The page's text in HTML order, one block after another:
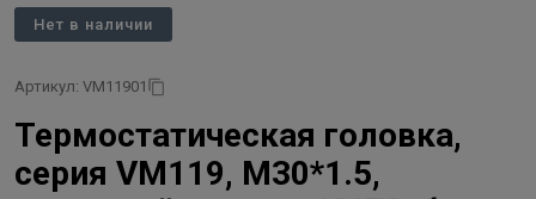
Нет в наличии
Артикул: VM11901
Термостатическая головка,
серия VM119, M30*1.5,